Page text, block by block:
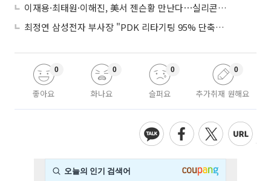
이재용·최태원·이해진, 美서 젠슨황 만난다⋯실리콘밸리 집결하는 AI리더
최정연 삼성전자 부사장 "PDK 리타기팅 95% 단축…에이전트 AI 시범 활용"
좋아요
0
화나요
0
슬퍼요
0
추가취재 원해요
0